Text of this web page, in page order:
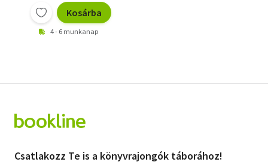
Kosárba
4 - 6 munkanap
Csatlakozz Te is a könyvrajongók táborához!